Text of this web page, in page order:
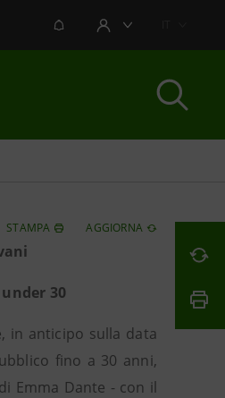
NOTIFICHEAREA UTENTE
STAMPA AGGIORNA
30
in anticipo sulla data
fino a 30 anni,
Emma Dante - con il